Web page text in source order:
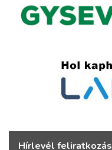
Hírlevél feliratkozás